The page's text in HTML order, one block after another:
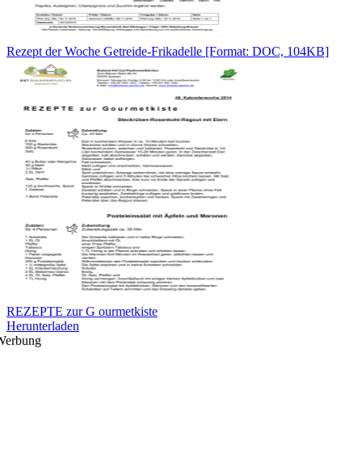
Rezept der Woche Getreide-Frikadelle [Format: DOC, 104KB]
REZEPTE zur G ourmetkiste
Herunterladen